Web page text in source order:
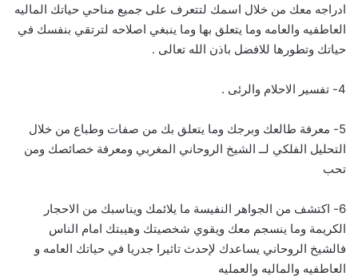
ادراجه معك من خلال اسمك لتتعرف على جميع مناحي حياتك الماليه
العاطفيه والعامه وما يتعلق بها وما ينبغي اصلاحه لترتقي بنفسك في
حياتك وتطورها للافضل باذن الله تعالى .
4- تفسير الاحلام والرئى .
5- معرفة طالعك وبرجك وما يتعلق بك من صفات وطباع من خلال
التحليل الفلكي لــ الشيخ الروحاني المغربي ومعرفة خصائصك ومن
تحب
6- اكتشف من الجواهر النفيسة ما يلائمك ويناسبك من الاحجار
الكريمة وما ينسجم معك ويقوي شخصيتك وهيبتك امام الناس
فالشيخ الروحاني يساعدك لإحدث تاثيرا جدريا في حياتك العامه و
العاطفيه والماليه والعمليه